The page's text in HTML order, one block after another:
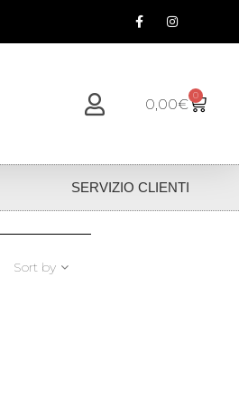
0,00€ 0
SERVIZIO CLIENTI
Sort by